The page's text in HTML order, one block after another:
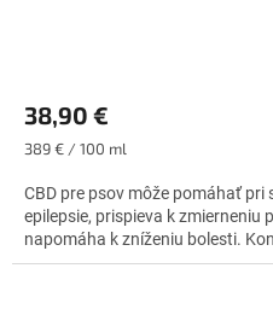
produktu
4,5
z
hviezdičiek.
38,90 €
Jednotková
389 € / 100 ml
CBD pre psov môže pomáhať pri
epilepsie, prispieva k zmierneniu
napomáha k zníženiu bolesti.